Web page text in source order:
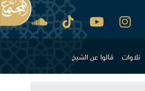
تلاوات قالوا عن الشيخ